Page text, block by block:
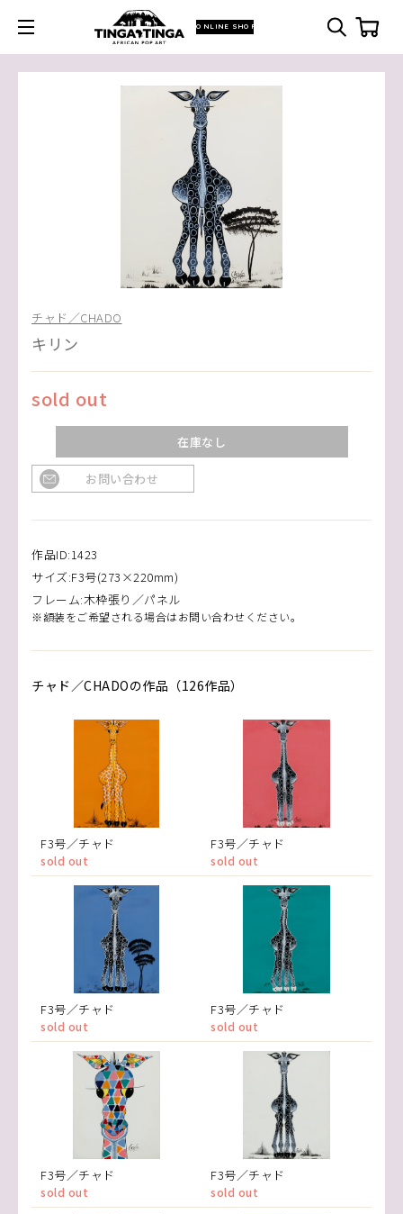
ONLINE SHOP
チャド／CHADO
キリン
sold out
在庫なし
お問い合わせ
作品ID:1423
サイズ:F3号(273×220mm)
フレーム:木枠張り／パネル
※額装をご希望される場合はお問い合わせください。
チャド／CHADOの作品（126作品）
F3号／チャド
sold out
F3号／チャド
sold out
F3号／チャド
sold out
F3号／チャド
sold out
F3号／チャド
sold out
F3号／チャド
sold out